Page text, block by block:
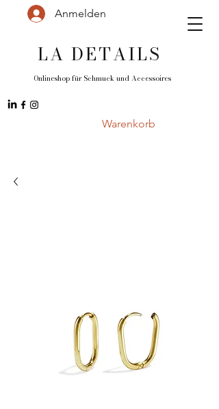
Warenkorb
LA DETAILS
Onlineshop für Schmuck und Accessoires
Anmelden